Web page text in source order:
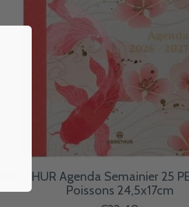
OBERTHUR Agenda Semainier 25
Poissons 24,5x17cm